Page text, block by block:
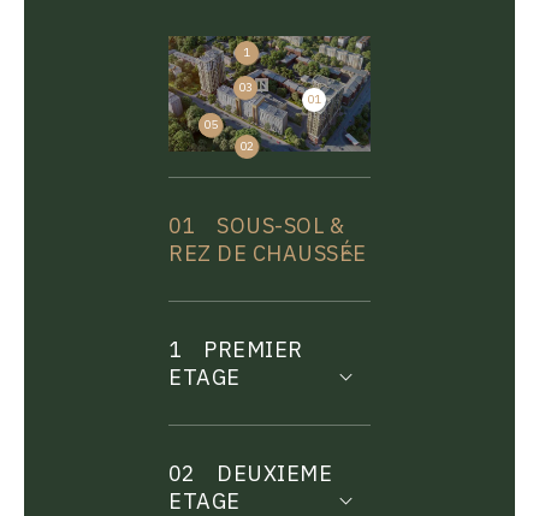
01
1
02
03
04
05
01
SOUS-SOL &
REZ DE CHAUSSÉE
1
PREMIER
ETAGE
02
DEUXIEME
ETAGE